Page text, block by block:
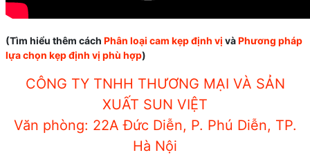
(Tìm hiểu thêm cách Phân loại cam kẹp định vị vàPhương pháp
lựa chọn kẹp định vị phù hợp)
CÔNG TY TNHH THƯƠNG MẠI VÀ SẢN
XUẤT SUN VIỆT
Văn phòng: 22A Đức Diễn, P. Phú Diễn, TP.
Hà Nội